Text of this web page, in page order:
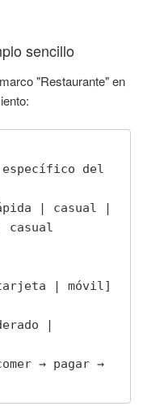
sencillo
"Restaurante" en
específico del
| casual |
casual
| móvil]
|
→ pagar →